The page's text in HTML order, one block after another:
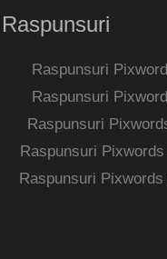
Raspunsuri
Raspunsuri
Raspunsuri
Raspunsuri
Raspunsuri
Raspunsuri